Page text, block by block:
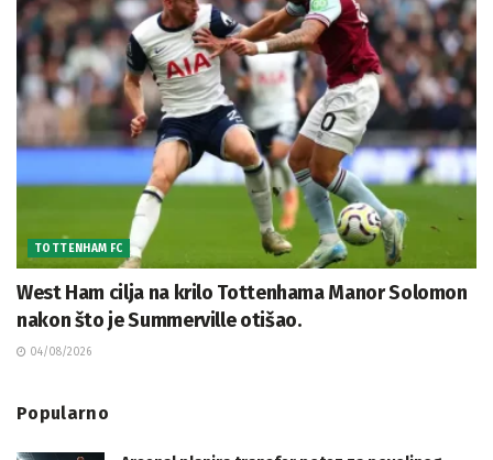
TOTTENHAM FC
West Ham cilja na krilo Tottenhama Manor Solomon
nakon što je Summerville otišao.
04/08/2026
Popularno